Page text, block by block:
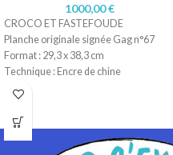
1000,00€
CROCO ET FASTEFOUDE
Planche originale signée Gag n°67
Format : 29,3 x 38,3 cm
Technique : Encre de chine
Papier : Lavis technique Canson